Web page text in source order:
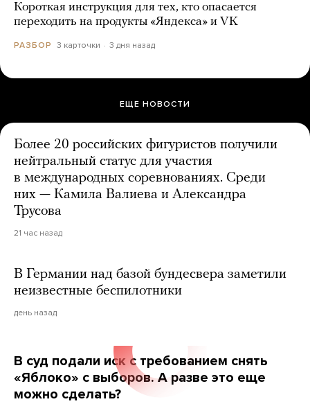
Короткая инструкция для тех, кто опасается
переходить на продукты «Яндекса» и VK
РАЗБОР 3 карточки 3 дня назад
ЕЩЕ НОВОСТИ
Более 20 российских фигуристов получили
нейтральный статус для участия
в международных соревнованиях. Среди
них — Камила Валиева и Александра
Трусова
21 час назад
В Германии над базой бундесвера заметили
неизвестные беспилотники
день назад
В суд подали иск с требованием снять
«Яблоко» с выборов. А разве это еще
можно сделать?